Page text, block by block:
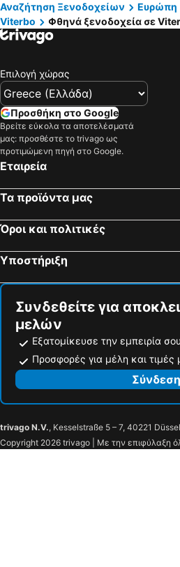
Αναζήτηση Ξενοδοχείων Ευρώπη
Viterbo
Φθηνά ξενοδοχεία σε
Επιλογή χώρας
Προσθήκη στο Google
Βρείτε εύκολα τα αποτελέσματά
μας: προσθέστε το trivago ως
προτιμώμενη πηγή στο Google.
Εταιρεία
Τα προϊόντα μας
Όροι και πολιτικές
Υποστήριξη
Συνδεθείτε για
μελών
Εξατομίκευσε την εμπειρία σου
Προσφορές για μέλη και τιμές
Σύνδεση
trivago N.V., Kesselstraße 5 – 7, 40221
Copyright 2026 trivago | Με την επιφύλαξη